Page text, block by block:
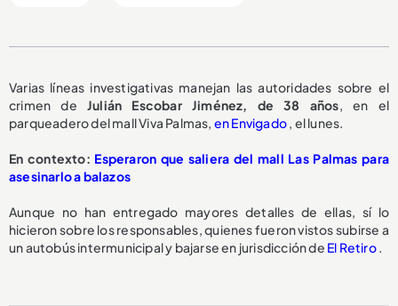
Varias líneas investigativas manejan las autoridades sobre el
crimen de Julián Escobar Jiménez, de 38 años, en el
parqueadero del mall Viva Palmas, en Envigado, el lunes.
En contexto: Esperaron que saliera del mall Las Palmas para
asesinarlo a balazos
Aunque no han entregado mayores detalles de ellas, sí lo
hicieron sobre los responsables, quienes fueron vistos subirse a
un autobús intermunicipal y bajarse en jurisdicción de El Retiro.